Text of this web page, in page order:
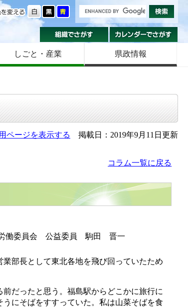
色を変える
組織でさがす
しごと・産業 県政情報
ページを表示する 掲載日：2019年9月11日更新
コラム一覧に戻る
働委員会 公益委員 駒田 晋一
部長として東北各地を飛び回っていたため
だったと思う。福島駅からどこかに旅行に
にそばをすすっていた。私は山菜そばを食